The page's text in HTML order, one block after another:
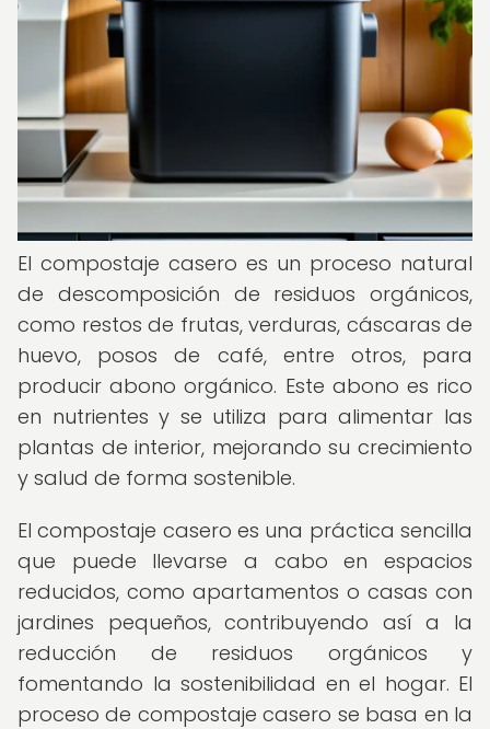
El compostaje casero es un proceso natural
de descomposición de residuos orgánicos,
como restos de frutas, verduras, cáscaras de
huevo, posos de café, entre otros, para
producir abono orgánico. Este abono es rico
en nutrientes y se utiliza para alimentar las
plantas de interior, mejorando su crecimiento
y salud de forma sostenible.
El compostaje casero es una práctica sencilla
que puede llevarse a cabo en espacios
reducidos, como apartamentos o casas con
jardines pequeños, contribuyendo así a la
reducción de residuos orgánicos y
fomentando la sostenibilidad en el hogar. El
proceso de compostaje casero se basa en la